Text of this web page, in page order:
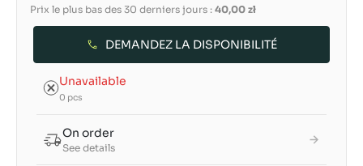
Prix le plus bas des 30 derniers jours : 40,00 zł
DEMANDEZ LA DISPONIBILITÉ
Unavailable
0 pcs
On order
See details